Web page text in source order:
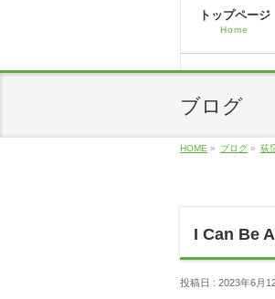
トップページ
Home
ブログ
HOME » ブログ » 荻
I Can Be
投稿日 : 2023年6月